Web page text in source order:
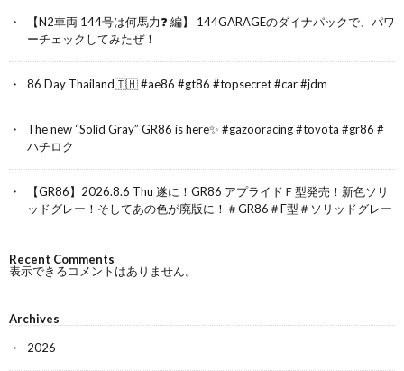
【N2車両 144号は何馬力❓ 編】 144GARAGEのダイナパックで、パワ
ーチェックしてみたぜ！
86 Day Thailand🇹🇭 #ae86 #gt86 #topsecret #car #jdm
The new “Solid Gray” GR86 is here✨ #gazooracing #toyota #gr86 #
ハチロク
【GR86】2026.8.6 Thu 遂に！GR86 アプライドＦ型発売！新色ソリ
ッドグレー！そしてあの色が廃版に！＃GR86＃F型＃ソリッドグレー
Recent Comments
表示できるコメントはありません。
Archives
2026